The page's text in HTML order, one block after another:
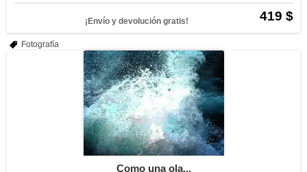
419 $
¡Envío y devolución gratis!
Fotografía
Como una ola...